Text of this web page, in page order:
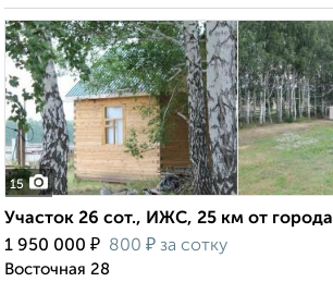
15
Участок 26 сот., ИЖС, 25 км от города
1 950 000 ₽ 800 ₽ за сотку
Восточная 28